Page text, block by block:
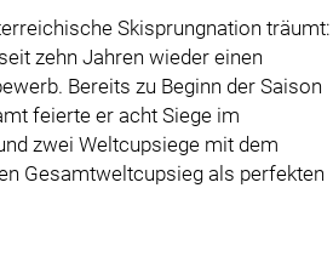
Skisprungnation träumt:
zehn Jahren wieder einen
Bereits zu Beginn der Saison
feierte er acht Siege im
zwei Weltcupsiege mit dem
Gesamtweltcupsieg als perfekten